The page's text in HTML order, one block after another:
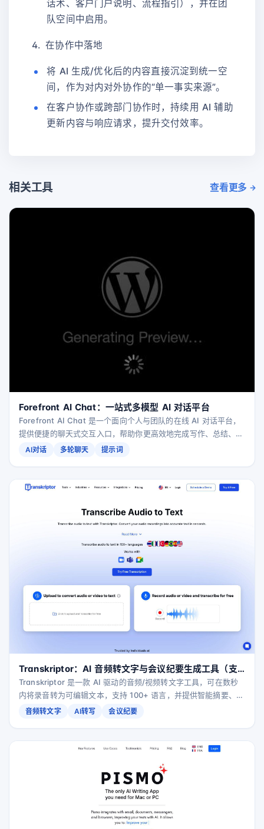
话术、客户门户说明、流程指引），并在团
队空间中启用。
在协作中落地
将 AI 生成/优化后的内容直接沉淀到统一空
间，作为对内对外协作的“单一事实来源”。
在客户协作或跨部门协作时，持续用 AI 辅助
更新内容与响应请求，提升交付效率。
相关工具 查看更多
Forefront AI Chat：一站式多模型 AI 对话平台
Forefront AI Chat 是一个面向个人与团队的在线 AI 对话平台，
提供便捷的聊天式交互入口，帮助你更高效地完成写作、总结、头
脑风暴与日常问答等任务。
AI对话 多轮聊天 提示词
Transkriptor：AI 音频转文字与会议纪要生成工具（支
持 100+ 语言）
Transkriptor 是一款 AI 驱动的音频/视频转文字工具，可在数秒
内将录音转为可编辑文本，支持 100+ 语言，并提供智能摘要、行
动项提取、话题拆解与可搜索知识库，适用于会议、访谈、课程与
音频转文字 AI转写 会议纪要